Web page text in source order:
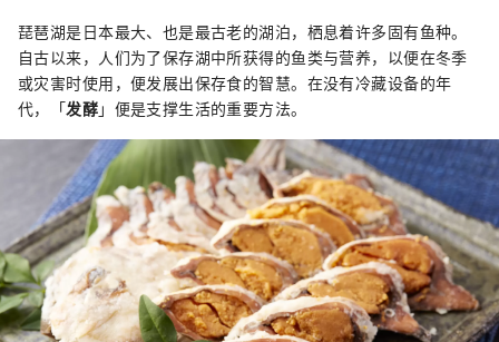
琵琶湖是日本最大、也是最古老的湖泊，栖息着许多固有鱼种。
自古以来，人们为了保存湖中所获得的鱼类与营养，以便在冬季
或灾害时使用，便发展出保存食的智慧。在没有冷藏设备的年
代，「发酵」便是支撑生活的重要方法。